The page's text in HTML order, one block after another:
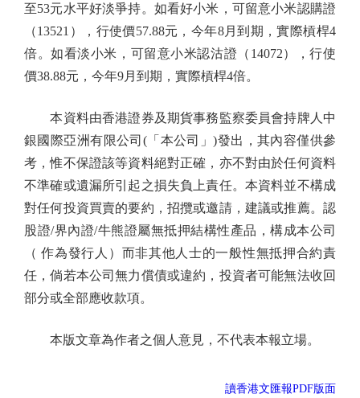
至53元水平好淡爭持。如看好小米，可留意小米認購證
（13521），行使價57.88元，今年8月到期，實際槓桿4
倍。如看淡小米，可留意小米認沽證（14072），行使
價38.88元，今年9月到期，實際槓桿4倍。
本資料由香港證券及期貨事務監察委員會持牌人中
銀國際亞洲有限公司(「本公司」)發出，其內容僅供參
考，惟不保證該等資料絕對正確，亦不對由於任何資料
不準確或遺漏所引起之損失負上責任。本資料並不構成
對任何投資買賣的要約，招攬或邀請，建議或推薦。認
股證/界內證/牛熊證屬無抵押結構性產品，構成本公司
（ 作為發行人）而非其他人士的一般性無抵押合約責
任，倘若本公司無力償債或違約，投資者可能無法收回
部分或全部應收款項。
本版文章為作者之個人意見，不代表本報立場。
讀香港文匯報PDF版面